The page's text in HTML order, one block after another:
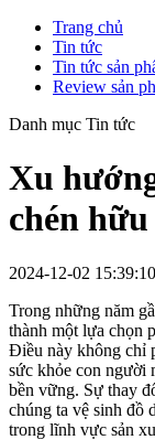
Trang chủ
Tin tức
Tin tức sản
Review sản
Danh mục Tin tức
Xu
chén
2024-12-02 15:39:10
Trong những năm
thành một lựa chọn
Điều này không chỉ
sức khỏe con người
bền vững. Sự thay
chúng ta vệ sinh đồ
trong lĩnh vực sản